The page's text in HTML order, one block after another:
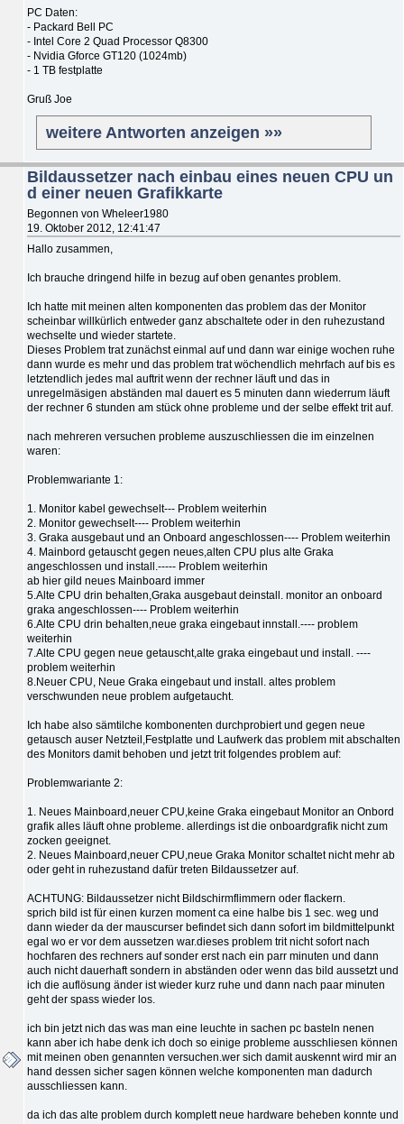
PC Daten:
- Packard Bell PC
- Intel Core 2 Quad Processor Q8300
- Nvidia Gforce GT120 (1024mb)
- 1 TB festplatte
Gruß Joe
weitere Antworten anzeigen »»
Bildaussetzer nach einbau eines neuen CPU un
d einer neuen Grafikkarte
Begonnen von Wheleer1980
19. Oktober 2012, 12:41:47
Hallo zusammen,
Ich brauche dringend hilfe in bezug auf oben genantes problem.
Ich hatte mit meinen alten komponenten das problem das der Monitor
scheinbar willkürlich entweder ganz abschaltete oder in den ruhezustand
wechselte und wieder startete.
Dieses Problem trat zunächst einmal auf und dann war einige wochen ruhe
dann wurde es mehr und das problem trat wöchendlich mehrfach auf bis es
letztendlich jedes mal auftrit wenn der rechner läuft und das in
unregelmäsigen abständen mal dauert es 5 minuten dann wiederrum läuft
der rechner 6 stunden am stück ohne probleme und der selbe effekt trit auf.
nach mehreren versuchen probleme auszuschliessen die im einzelnen
waren:
Problemwariante 1:
1. Monitor kabel gewechselt--- Problem weiterhin
2. Monitor gewechselt---- Problem weiterhin
3. Graka ausgebaut und an Onboard angeschlossen---- Problem weiterhin
4. Mainbord getauscht gegen neues,alten CPU plus alte Graka
angeschlossen und install.----- Problem weiterhin
ab hier gild neues Mainboard immer
5.Alte CPU drin behalten,Graka ausgebaut deinstall. monitor an onboard
graka angeschlossen---- Problem weiterhin
6.Alte CPU drin behalten,neue graka eingebaut innstall.---- problem
weiterhin
7.Alte CPU gegen neue getauscht,alte graka eingebaut und install. ----
problem weiterhin
8.Neuer CPU, Neue Graka eingebaut und install. altes problem
verschwunden neue problem aufgetaucht.
Ich habe also sämtilche kombonenten durchprobiert und gegen neue
getausch auser Netzteil,Festplatte und Laufwerk das problem mit abschalten
des Monitors damit behoben und jetzt trit folgendes problem auf:
Problemwariante 2:
1. Neues Mainboard,neuer CPU,keine Graka eingebaut Monitor an Onbord
grafik alles läuft ohne probleme. allerdings ist die onboardgrafik nicht zum
zocken geeignet.
2. Neues Mainboard,neuer CPU,neue Graka Monitor schaltet nicht mehr ab
oder geht in ruhezustand dafür treten Bildaussetzer auf.
ACHTUNG: Bildaussetzer nicht Bildschirmflimmern oder flackern.
sprich bild ist für einen kurzen moment ca eine halbe bis 1 sec. weg und
dann wieder da der mauscurser befindet sich dann sofort im bildmittelpunkt
egal wo er vor dem aussetzen war.dieses problem trit nicht sofort nach
hochfaren des rechners auf sonder erst nach ein parr minuten und dann
auch nicht dauerhaft sondern in abständen oder wenn das bild aussetzt und
ich die auflösung änder ist wieder kurz ruhe und dann nach paar minuten
geht der spass wieder los.
ich bin jetzt nich das was man eine leuchte in sachen pc basteln nenen
kann aber ich habe denk ich doch so einige probleme ausschliesen können
mit meinen oben genannten versuchen.wer sich damit auskennt wird mir an
hand dessen sicher sagen können welche komponenten man dadurch
ausschliessen kann.
da ich das alte problem durch komplett neue hardware beheben konnte und